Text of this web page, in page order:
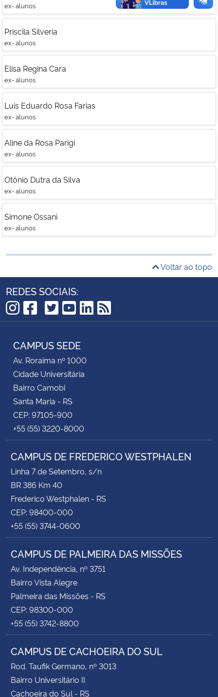
ex- alunos
Priscila Silveria
ex- alunos
Elisa Regina Cara
ex- alunos
Luis Eduardo Rosa Farias
ex- alunos
Aline da Rosa Parigi
ex- alunos
Otônio Dutra da Silva
ex- alunos
Simone Ossani
ex- alunos
Voltar ao topo
REDES SOCIAIS:
Instagram
Facebook
TikTok
Twitter
YouTube
LinkedIn
RSS
CAMPUS SEDE
Av. Roraima nº 1000
Cidade Universitária
Bairro Camobi
Santa Maria - RS
CEP: 97105-900
+55 (55) 3220-8000
CAMPUS DE FREDERICO WESTPHALEN
Linha 7 de Setembro, s/n
BR 386 Km 40
Frederico Westphalen - RS
CEP: 98400-000
+55 (55) 3744-0600
CAMPUS DE PALMEIRA DAS MISSÕES
Av. Independência, nº 3751
Bairro Vista Alegre
Palmeira das Missões - RS
CEP: 98300-000
+55 (55) 3742-8800
CAMPUS DE CACHOEIRA DO SUL
Rod. Taufik Germano, nº 3013
Bairro Universitário II
Cachoeira do Sul - RS